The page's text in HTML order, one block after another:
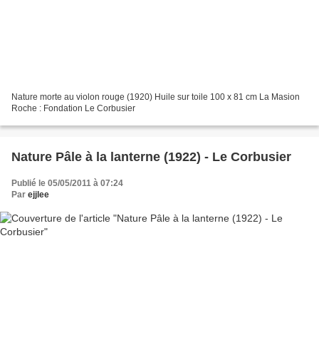
Nature morte au violon rouge (1920) Huile sur toile 100 x 81 cm La Masion
Roche : Fondation Le Corbusier
Nature Pâle à la lanterne (1922) - Le Corbusier
Publié le 05/05/2011 à 07:24
Par ejjlee